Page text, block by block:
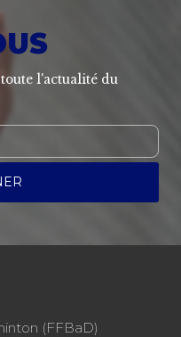
l'actualité du
(FFBaD)